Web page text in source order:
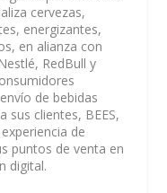
cervezas,
energizantes,
en alianza con
RedBull y
de bebidas
sus clientes, BEES,
de
puntos de venta en
digital.